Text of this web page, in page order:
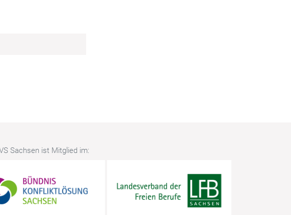
Sachsen ist Mitglied im: